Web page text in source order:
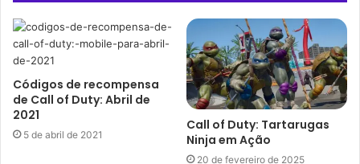
Códigos de recompensa
de Call of Duty: Abril de
2021
5 de abril de 2021
Call of Duty: Tartarugas
Ninja em Ação
20 de fevereiro de 2025